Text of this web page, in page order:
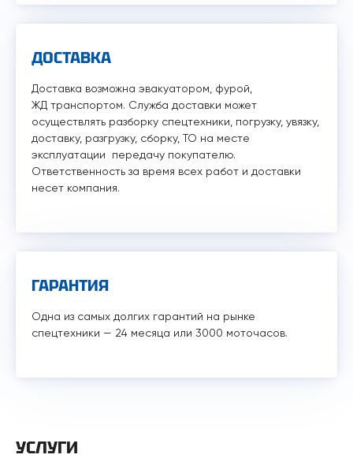
ДОСТАВКА
Доставка возможна эвакуатором, фурой,
ЖД транспортом. Служба доставки может
осуществлять разборку спецтехники, погрузку, увязку,
доставку, разгрузку, сборку, ТО на месте
эксплуатации передачу покупателю.
Ответственность за время всех работ и доставки
несет компания.
ГАРАНТИЯ
Одна из самых долгих гарантий на рынке
спецтехники — 24 месяца или 3000 моточасов.
УСЛУГИ